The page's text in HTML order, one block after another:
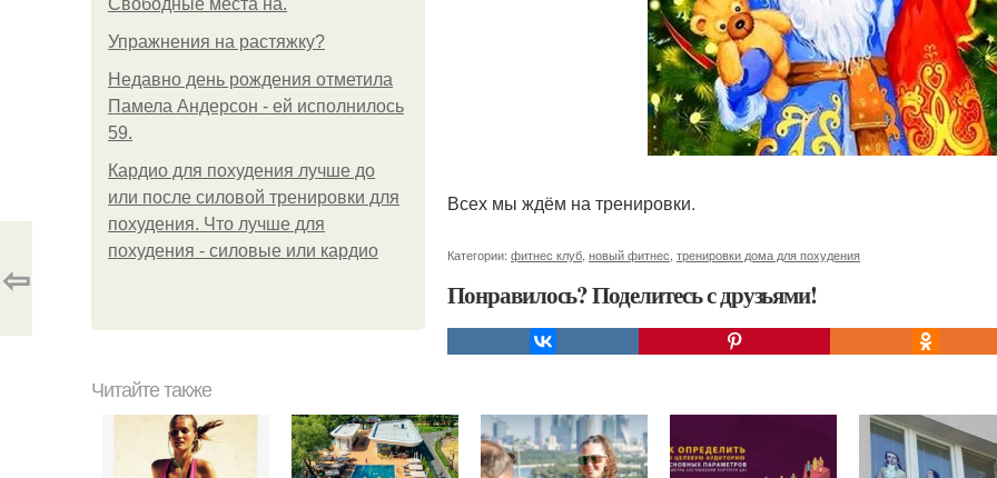
Свободные места на.
Упражнения на растяжку?
Недавно день рождения отметила
Памела Андерсон - ей исполнилось
59.
Кардио для похудения лучше до
или после силовой тренировки для
похудения. Что лучше для
похудения - силовые или кардио
Всех мы ждём на тренировки.
Категории: фитнес клуб новый фитнес тренировки дома для похудения
Понравилось? Поделитесь с друзьями!
⇦
Читайте также